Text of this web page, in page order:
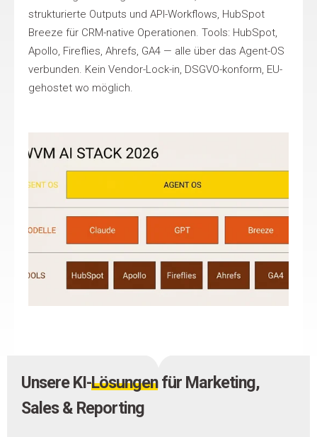
strukturierte Outputs und API-Workflows, HubSpot
Breeze für CRM-native Operationen. Tools: HubSpot,
Apollo, Fireflies, Ahrefs, GA4 — alle über das Agent-OS
verbunden. Kein Vendor-Lock-in, DSGVO-konform, EU-
gehostet wo möglich.
Unsere KI-Lösungenfür Marketing,
Sales & Reporting